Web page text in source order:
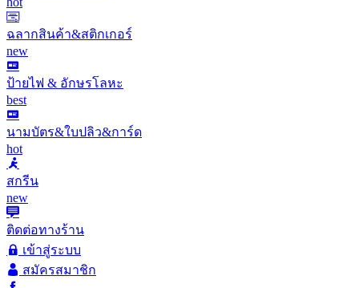
ฉลากสินค้า&สติกเกอร์
new
ป้ายไฟ & อักษรโลหะ
best
นามบัตร&ใบปลิว&การ์ด
hot
สกรีน
new
ติดต่อทางร้าน
เข้าสู่ระบบ
สมัครสมาชิก